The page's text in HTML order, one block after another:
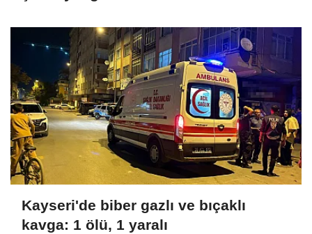
Kayseri'de biber gazlı ve bıçaklı
kavga: 1 ölü, 1 yaralı